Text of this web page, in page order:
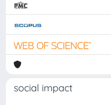
social impact